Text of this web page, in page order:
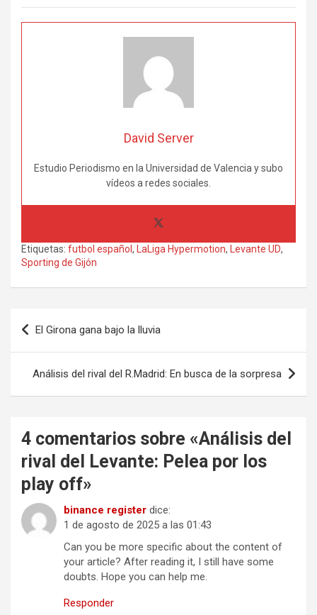
David Server
Estudio Periodismo en la Universidad de Valencia y subo
vídeos a redes sociales.
Etiquetas: futbol español , LaLiga Hypermotion, Levante UD,
Sporting de Gijón
Navegación
de
entradas
El Girona gana bajo la lluvia
Análisis del rival del R.Madrid: En busca de la sorpresa
4 comentarios sobre «Análisis del
rival del Levante: Pelea por los
play off»
binance register dice:
1 de agosto de 2025 a las 01:43
Can you be more specific about the content of
your article? After reading it, I still have some
doubts. Hope you can help me.
Responder